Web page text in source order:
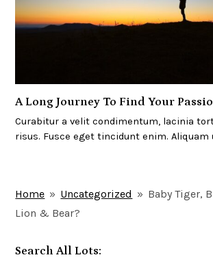
A Long Journey To Find Your
Curabitur a velit condimentum, lacinia
risus. Fusce eget tincidunt enim. Aliquam
Home » Uncategorized » Baby Tiger,
Lion & Bear?
Search All Lots: